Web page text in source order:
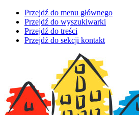
Przejdź do menu głównego
Przejdź do wyszukiwarki
Przejdź do treści
Przejdź do sekcji kontakt